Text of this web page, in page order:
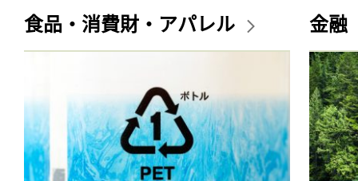
食品・消費財・アパレル 金融